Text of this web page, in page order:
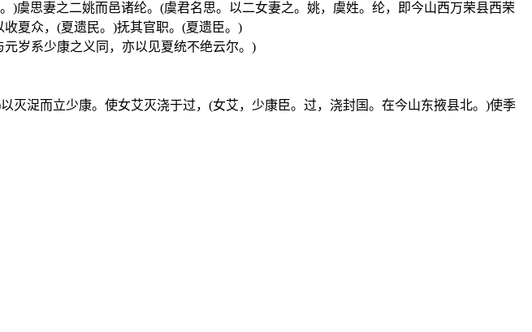
)虞思妻之二姚而邑诸纶。(虞君名思。以二女妻之。姚，虞姓。纶，即今山西万荣县西荣
夏众，(夏遗民。)抚其官职。(夏遗臣。)
岁系少康之义同，亦以见夏统不绝云尔。)
灭浞而立少康。使女艾灭浇于过，(女艾，少康臣。过，浇封国。在今山东掖县北。)使季